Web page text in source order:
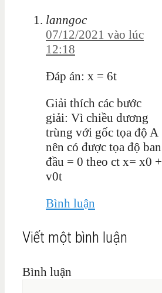
lanngoc
07/12/2021 vào lúc
12:18
Đáp án: x = 6t
Giải thích các bước
giải: Vì chiều dương
trùng với gốc tọa độ A
nên có được tọa độ ban
đầu = 0 theo ct x= x0 +
v0t
Bình luận
Viết một bình luận
Bình luận